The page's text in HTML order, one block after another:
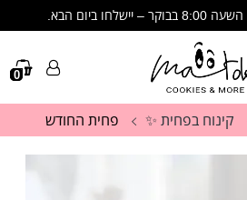
ביום הבא.
והתמיכה. זה לא מובן מאליו. 🩷
0
קינוח בפחית ✨ פחית החודש